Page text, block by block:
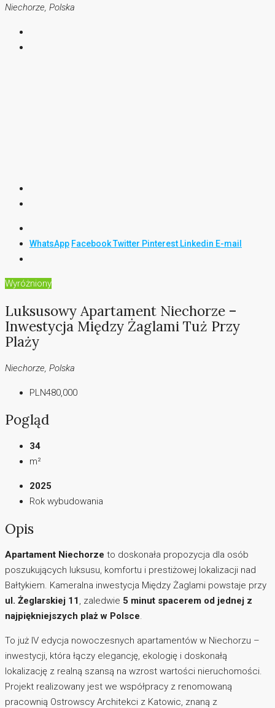
Niechorze, Polska
WhatsApp FacebookTwitter Pinterest Linkedin E-mail
Wyróżniony
Luksusowy Apartament Niechorze –
Inwestycja Między Żaglami Tuż Przy
Plaży
Niechorze, Polska
PLN480,000
Pogląd
34
m²
2025
Rok wybudowania
Opis
Apartament Niechorze to doskonała propozycja dla osób
poszukujących luksusu, komfortu i prestiżowej lokalizacji nad
Bałtykiem. Kameralna inwestycja Między Żaglami powstaje przy
ul. Żeglarskiej 11 , zaledwie 5 minut spacerem od jednej z
najpiękniejszych plaż w Polsce.
To już IV edycja nowoczesnych apartamentów w Niechorzu –
inwestycji, która łączy elegancję, ekologię i doskonałą
lokalizację z realną szansą na wzrost wartości nieruchomości.
Projekt realizowany jest we współpracy z renomowaną
pracownią Ostrowscy Architekci z Katowic, znaną z